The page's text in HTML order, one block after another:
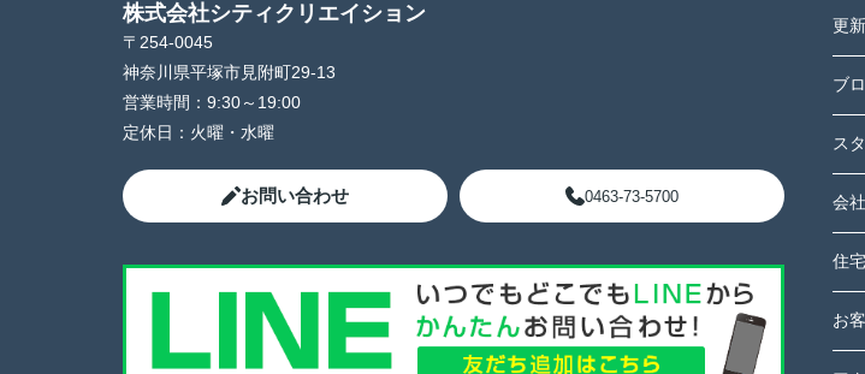
株式会社シティクリエイション
〒254-0045
神奈川県平塚市見附町29-13
営業時間： 9:30～19:00
定休日： 火曜・水曜
お問い合わせ 0463-73-5700
更
ブ
ス
会
住
お